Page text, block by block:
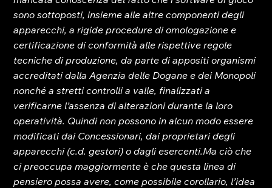
sono sottoposti, insieme alle altre componenti degli
apparecchi, a rigide procedure di omologazione e
certificazione di conformità alle rispettive regole
tecniche di produzione, da parte di appositi organismi
accreditati dalla Agenzia delle Dogane e dei Monopoli
nonché a stretti controlli a valle, finalizzati a
verificarne l’assenza di alterazioni durante la loro
operatività. Quindi non possono in alcun modo essere
modificati dai Concessionari, dai proprietari degli
apparecchi (c.d. gestori) o dagli esercenti.Ma ciò che
ci preoccupa maggiormente è che questa linea di
pensiero possa avere, come possibile corollario, l’idea